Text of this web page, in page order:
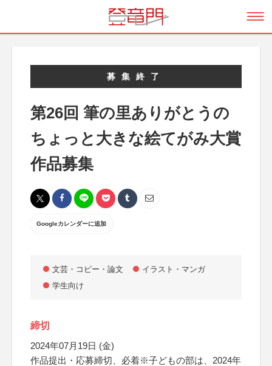
募集終了
第26回 筆の里ありがとうの
ちょっと大きな絵てがみ大賞
作品募集
Googleカレンダーに追加
文芸・コピー・論文
イラスト・マンガ
学生向け
締切
2024年07月19日 (金)
作品提出・応募締切、必着※子どもの部は、2024年